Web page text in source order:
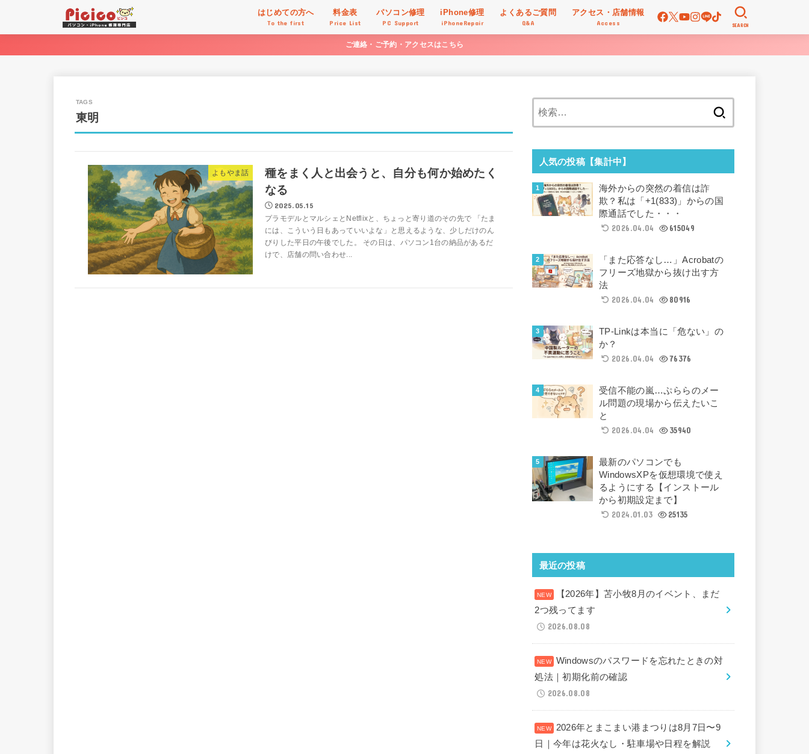
はじめての方へ
To the first
料金表
Price List
パソコン修理
PC Support
iPhone修理
iPhoneRepair
よくあるご質問
Q&A
アクセス・店舗情報
Access SEARCH
ご連絡・ご予約・アクセスはこちら
東明
よもやま話
種をまく人と出会うと、自分も何か始めたく
なる
2025.05.15
プラモデルとマルシェとNetflixと、ちょっと寄り道のその先で 「たま
には、こういう日もあっていいよな」と思えるような、少しだけのん
びりした平日の午後でした。 その日は、パソコン1台の納品があるだ
けで、店舗の問い合わせ...
人気の投稿【集計中】
海外からの突然の着信は詐
欺？私は「+1(833)」からの国
際通話でした・・・
2026.04.04
615049
「また応答なし…」Acrobatの
フリーズ地獄から抜け出す方
法
2026.04.04
80916
TP-Linkは本当に「危ない」の
か？
2026.04.04
76376
受信不能の嵐…ぷららのメー
ル問題の現場から伝えたいこ
と
2026.04.04
35940
最新のパソコンでも
WindowsXPを仮想環境で使え
るようにする【インストール
から初期設定まで】
2024.01.03
25135
最近の投稿
【2026年】苫小牧8月のイベント、まだ
2つ残ってます
2026.08.08
Windowsのパスワードを忘れたときの対
処法｜初期化前の確認
2026.08.08
2026年とまこまい港まつりは8月7日〜9
日｜今年は花火なし・駐車場や日程を解説